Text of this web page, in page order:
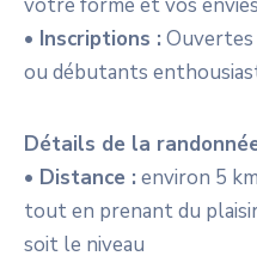
• Inscriptions : Ouvertes
ou débutants
Détails de la
• Distance : environ 5
tout en prenant du
soit le niveau